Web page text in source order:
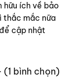
hữu ích về bảo
thắc mắc nữa
để cập nhật
bình chọn)